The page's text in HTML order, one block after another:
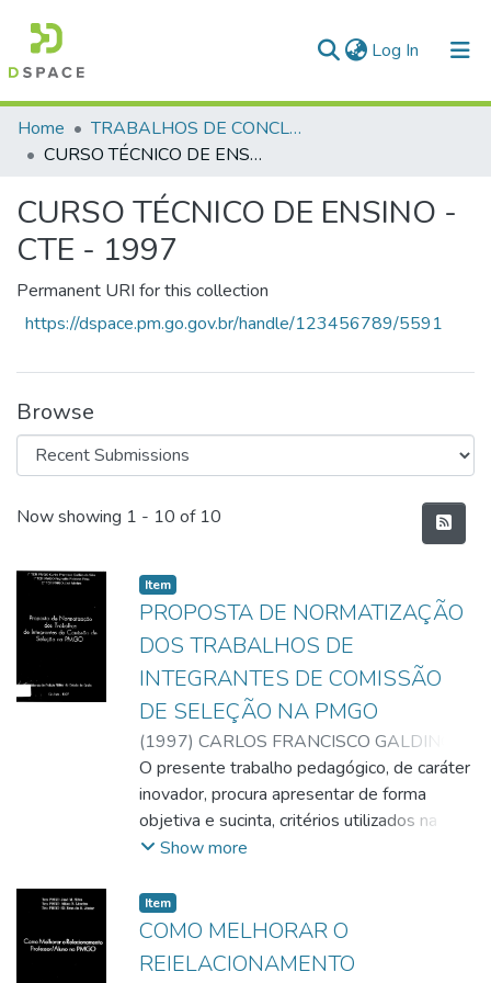
Log In (current)
Communities & Collections
All of DSpace
Statistics
Home
TRABALHOS DE CONCLUSÃO DE CURSO - CTE (CURSO TÉCNICO DE ENSINO)
CURSO TÉCNICO DE ENSINO - CTE - 1997
CURSO TÉCNICO DE ENSINO -
CTE - 1997
Permanent URI for this collection
https://dspace.pm.go.gov.br/handle/123456789/5591
Browse
Recent Submissions
Now showing 1 - 10 of 10
Item
PROPOSTA DE NORMATIZAÇÃO
DOS TRABALHOS DE
INTEGRANTES DE COMISSÃO
DE SELEÇÃO NA PMGO
(1997) CARLOS FRANCISCO GALDINO
DA SILVA; REGINALDO FELISBINO
ROSA;JOSÉ MARTINS
O presente trabalho pedagógico, de caráter
inovador, procura apresentar de forma
objetiva e sucinta, critérios utilizados na
escolha e na formação da composição dos
diversos concursos da Polícia Militar do
Estado de Goiás. Inicialmente, realizamos
pesquisas junto das Polícias Militares dos
Show more
Item
COMO MELHORAR O
REIELACIONAMENTO